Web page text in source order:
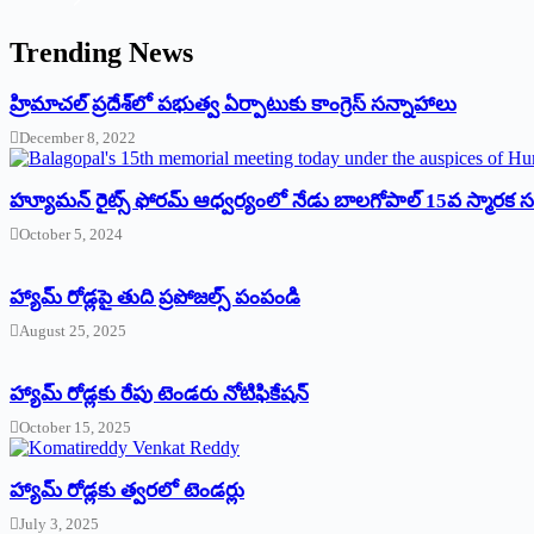
Trending News
‌హ్రిమాచల్‌ ‌ప్రదేశ్‌లో పభుత్వ ఏర్పాటుకు కాంగ్రెస్‌ ‌సన్నాహాలు
December 8, 2022
హ్యూమన్‌ రైట్స్‌ ఫోరమ్‌ ఆధ్వర్యంలో నేడు బాలగోపాల్‌ 15వ స్మారక
October 5, 2024
హ్యామ్‌ రోడ్లపై తుది ప్రపోజల్స్‌ పంపండి
August 25, 2025
హ్యామ్‌ రోడ్లకు రేపు టెండరు నోటిఫికేషన్‌
October 15, 2025
హ్యామ్‌ రోడ్లకు త్వరలో టెండర్లు
July 3, 2025